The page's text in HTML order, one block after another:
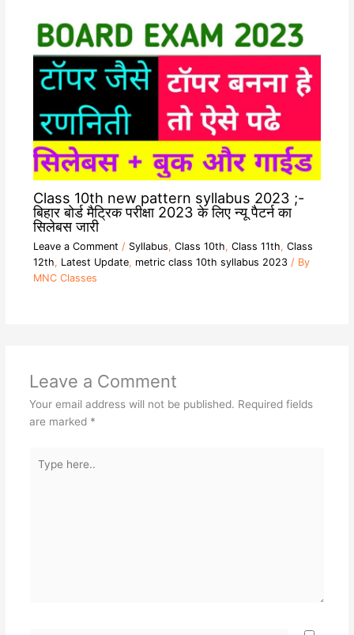
Class 10th new pattern syllabus 2023 ;-
बिहार बोर्ड मैट्रिक परीक्षा 2023 के लिए न्यू पैटर्न का
सिलेबस जारी
Leave a Comment / Syllabus, Class 10th, Class 11th, Class
12th, Latest Update, metric class 10th syllabus 2023/ By
MNC Classes
Leave a Comment
Your email address will not be published. Required fields
are marked *
here..